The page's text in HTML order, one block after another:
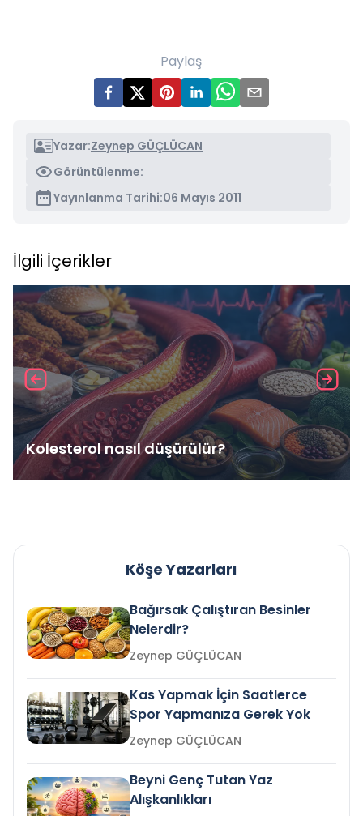
Paylaş
Yazar:Zeynep GÜÇLÜCAN
Görüntülenme:
Yayınlanma Tarihi:06 Mayıs 2011
İlgili İçerikler
Kolesterol nasıl düşürülür?
Köşe Yazarları
Bağırsak Çalıştıran Besinler
Nelerdir?
Zeynep GÜÇLÜCAN
Kas Yapmak İçin Saatlerce
Spor Yapmanıza Gerek Yok
Zeynep GÜÇLÜCAN
Beyni Genç Tutan Yaz
Alışkanlıkları